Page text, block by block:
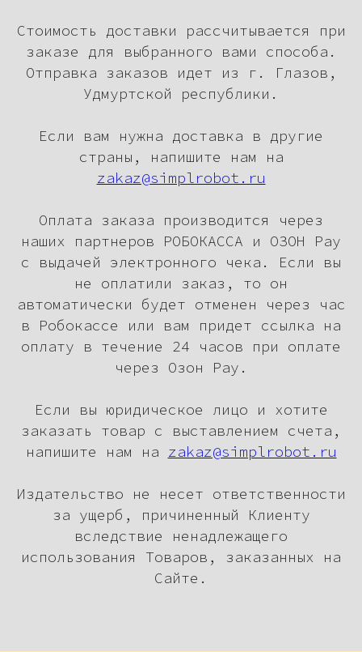
Стоимость доставки рассчитывается при
заказе для выбранного вами способа.
Отправка заказов идет из г. Глазов,
Удмуртской республики.
Если вам нужна доставка в другие
страны, напишите нам на
zakaz@simplrobot.ru
Оплата заказа производится через
наших партнеров РОБОКАССА и ОЗОН Pay
с выдачей электронного чека. Если вы
не оплатили заказ, то он
автоматически будет отменен через час
в Робокассе или вам придет ссылка на
оплату в течение 24 часов при оплате
через Озон Pay.
Если вы юридическое лицо и хотите
заказать товар с выставлением счета,
напишите нам на zakaz@simplrobot.ru
Издательство не несет ответственности
за ущерб, причиненный Клиенту
вследствие ненадлежащего
использования Товаров, заказанных на
Сайте.